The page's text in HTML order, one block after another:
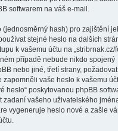
softwarem na váš e-mail.
(jednosměrný hash) pro zajištění
stejné heslo na dalších
k vašemu účtu na „stribrnak.cz/
případě nebude nikdo spojený
nebo jiné, třetí strany,
zapomněli vaše heslo k vašemu
heslo“ poskytovanou phpBB
zadaní vašeho uživatelského
vygeneruje heslo nové a zašle